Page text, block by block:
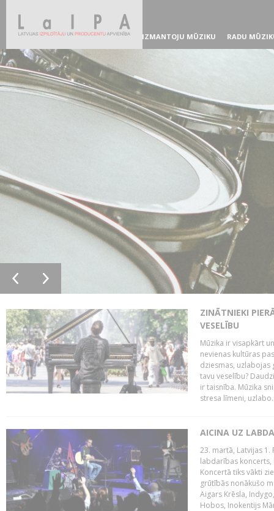
IZMANTOJU MŪZIKU RADU
ZINĀTNIEKI
VESELĪBU
Mūzika ir visapkārt
nevienas kultūras
dziesmas, uzlabojas
tavu veselību?
ir taisnība. Mūzika
stresa līmeni,
AICINA UZ
23. martā, Latvijas 1.
labdarības koncerts,
Koncertā tiks vākti
grūtībās nonākušo
Aigars Krēsla,
Hobos, Inokentijs